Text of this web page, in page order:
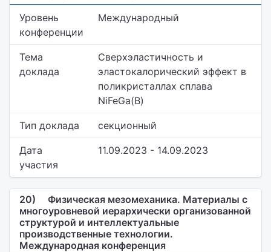
Уровень
конференции
Международный
Тема
доклада
Сверхэластичность и
эластокалорический эффект в
поликристаллах сплава
NiFeGa(B)
Тип доклада секционный
Дата
участия
11.09.2023 - 14.09.2023
20)
Физическая мезомеханика. Материалы с
многоуровневой иерархически организованной
структурой и интеллектуальные
производственные технологии.
Международная конференция